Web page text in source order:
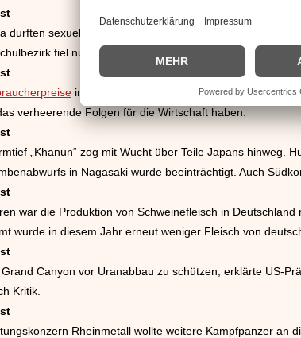
durften sexuelle Orientierung und Geschlechtsidentität
fiel nun sogar Shakespeare-Werke zum Opfer.
in
waren im Juli gesunken. Damit
verheerende Folgen für die Wirtschaft haben.
„Khanun“ zog mit Wucht über Teile Japans
in Nagasaki wurde beeinträchtigt. Auch
war die Produktion von Schweinefleisch in
wurde in diesem Jahr erneut weniger Fleisch von
Canyon vor Uranabbau zu schützen, erklärte US-
Kritik.
Rheinmetall wollte weitere Kampfpanzer an